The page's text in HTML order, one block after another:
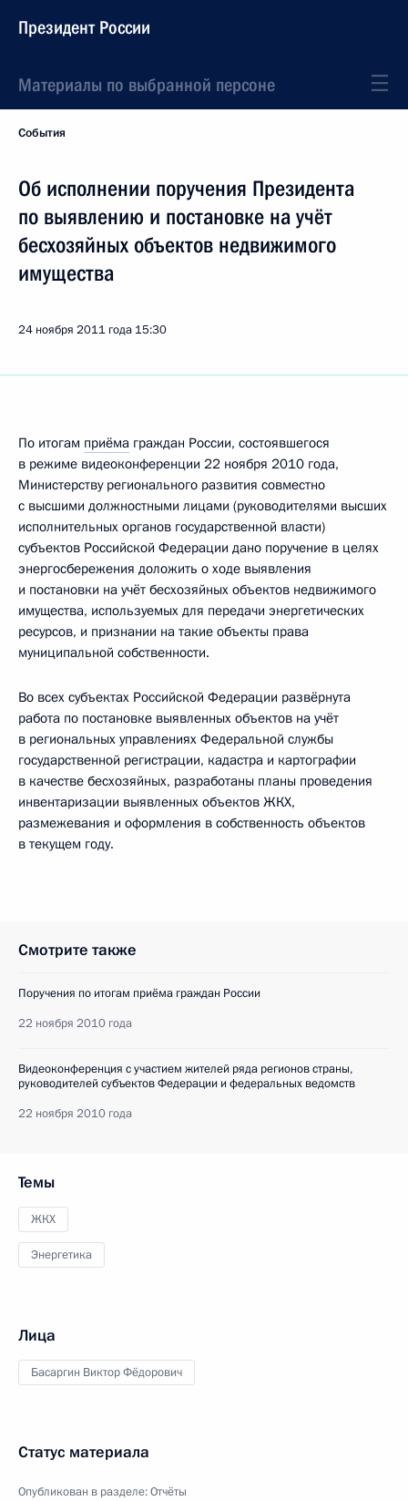
Президент России
Материалы по выбранной персоне
События
Об исполнении поручения Президента
по выявлению и постановке на учёт
бесхозяйных объектов недвижимого
имущества
24 ноября 2011 года 15:30
По итогам приёма граждан России, состоявшегося
в режиме видеоконференции 22 ноября 2010 года,
Министерству регионального развития совместно
с высшими должностными лицами (руководителями высших
исполнительных органов государственной власти)
субъектов Российской Федерации дано поручение в целях
энергосбережения доложить о ходе выявления
и постановки на учёт бесхозяйных объектов недвижимого
имущества, используемых для передачи энергетических
ресурсов, и признании на такие объекты права
муниципальной собственности.
Во всех субъектах Российской Федерации развёрнута
работа по постановке выявленных объектов на учёт
в региональных управлениях Федеральной службы
государственной регистрации, кадастра и картографии
в качестве бесхозяйных, разработаны планы проведения
инвентаризации выявленных объектов ЖКХ,
размежевания и оформления в собственность объектов
в текущем году.
Смотрите также
Поручения по итогам приёма граждан России
22 ноября 2010 года
Видеоконференция с участием жителей ряда регионов страны,
руководителей субъектов Федерации и федеральных ведомств
22 ноября 2010 года
Темы
ЖКХ
Энергетика
Лица
Басаргин Виктор Фёдорович
Статус материала
Опубликован в разделе:Отчёты